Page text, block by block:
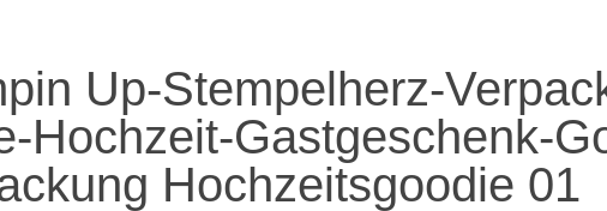
Up-Stempelherz-
Hochzeit-Gastgeschenk-
Hochzeitsgoodie 01